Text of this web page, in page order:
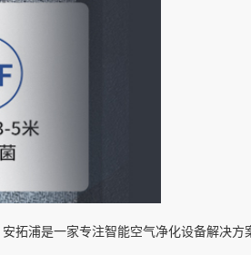
拓浦是一家专注智能空气净化设备解决方